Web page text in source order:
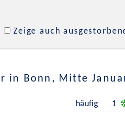
Zeige auch
in Bonn, Mitte
häufig 1